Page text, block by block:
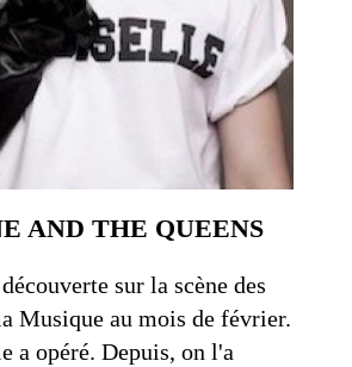
AND THE QUEENS
sur la scène des
Musique au mois de février.
a opéré. Depuis, on l'a